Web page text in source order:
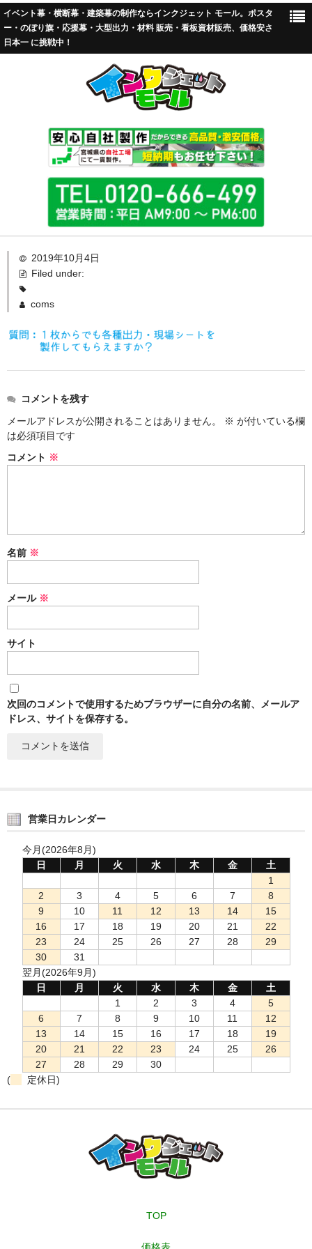
イベント幕・横断幕・建築幕の制作ならインクジェット モール。ポスタ
ー・のぼり旗・応援幕・大型出力・材料 販売・看板資材販売、価格安さ
日本一 に挑戦中！
TOP
標準加工
お見積り
ご注文
送料・梱包
会社概要
2019年10月4日
Filed under:
coms
コメントを残す
メールアドレスが公開されることはありません。
※ が付いている欄
は必須項目です
コメント ※
名前 ※
メール ※
サイト
次回のコメントで使用するためブラウザーに自分の名前、メールア
ドレス、サイトを保存する。
営業日カレンダー
今月(2026年8月)
日
月 火 水 木 金
土
1
2
3 4 5 6 7
8
9
10 11 12 13 14
15
16
17 18 19 20 21
22
23
24 25 26 27 28
29
30
31
翌月(2026年9月)
日
月 火 水 木 金
土
1
2 3 4
5
6
7 8 9 10 11
12
13
14 15 16 17 18
19
20
21 22 23 24 25
26
27
28 29
30
(
定休日)
TOP